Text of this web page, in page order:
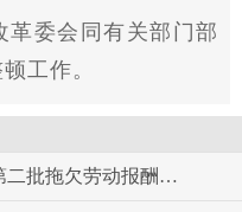
革委会同有关部门部
工作。
人力资源社会保障部公布2021年第二批拖欠劳动报酬典型案件